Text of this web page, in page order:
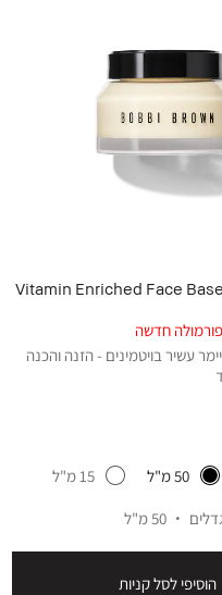
Vitamin Enriched Face
עשיר בויטמינים - הזנה והכנה
50 מ"ל 15 מ"ל
50 מ"ל
הוסיפי לסל קניות